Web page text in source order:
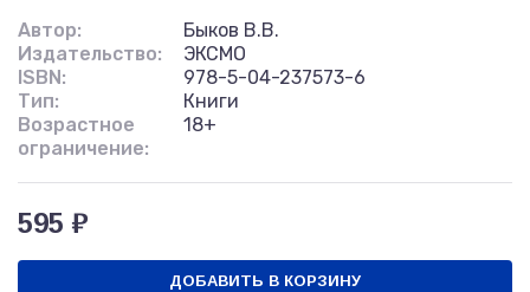
Автор:
Быков В.В.
Издательство:
ЭКСМО
ISBN:
978-5-04-237573-6
Тип:
Книги
Возрастное
ограничение:
18+
595 ₽
ДОБАВИТЬ В КОРЗИНУ